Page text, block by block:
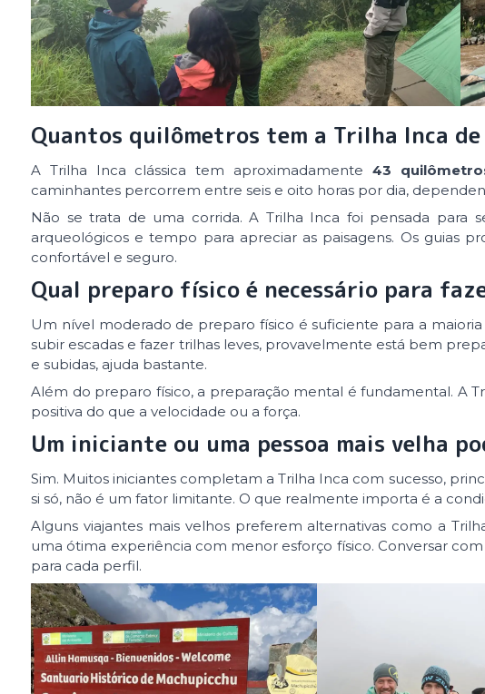
Quantos quilômetros tem a Trilha Inca
A Trilha Inca clássica tem aproximadamente 43
caminhantes percorrem entre seis e oito horas por dia,
Não se trata de uma corrida. A Trilha Inca foi pensada para
arqueológicos e tempo para apreciar as paisagens. Os guias
confortável e seguro.
Qual preparo físico é necessário para
Um nível moderado de preparo físico é suficiente para a
subir escadas e fazer trilhas leves, provavelmente está bem
e subidas, ajuda bastante.
Além do preparo físico, a preparação mental é fundamental. A
positiva do que a velocidade ou a força.
Um iniciante ou uma pessoa mais velha
Sim. Muitos iniciantes completam a Trilha Inca com sucesso,
si só, não é um fator limitante. O que realmente importa é a
Alguns viajantes mais velhos preferem alternativas como a
uma ótima experiência com menor esforço físico. Conversar
para cada perfil.